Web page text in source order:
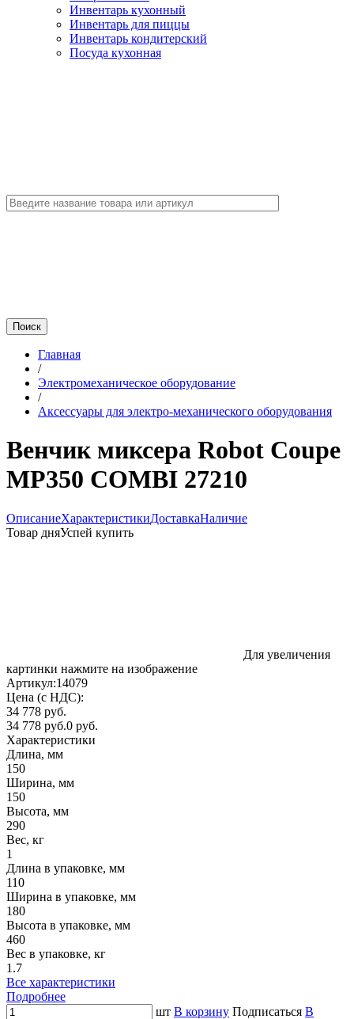
Инвентарь кухонный
Инвентарь для пиццы
Инвентарь кондитерский
Посуда кухонная
Главная
/
Электромеханическое оборудование
/
Аксессуары для электро-механического оборудования
Венчик миксера Robot Coupe
MP350 COMBI 27210
ОписаниеХарактеристикиДоставкаНаличие
Товар дняУспей купить
Для увеличения
картинки нажмите на изображение
Артикул:14079
Цена (с НДС):
34 778 руб.
34 778 руб.0 руб.
Характеристики
Длина, мм
150
Ширина, мм
150
Высота, мм
290
Вес, кг
1
Длина в упаковке, мм
110
Ширина в упаковке, мм
180
Высота в упаковке, мм
460
Вес в упаковке, кг
1.7
Все характеристики
Подробнее
шт В корзину Подписаться В